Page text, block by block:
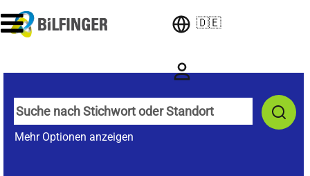
🇩🇪
Mehr Optionen anzeigen